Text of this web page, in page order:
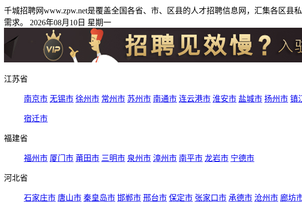
千城招聘网www.zpw.net是覆盖全国各省、市、区县的人才招聘信息网，汇集各区
需求。 2026年08月10日 星期一
江苏省
南京市 无锡市 徐州市 常州市 苏州市 南通市 连云港市 淮安市 盐城市 扬州市 镇
宿迁市
福建省
福州市 厦门市 莆田市 三明市 泉州市 漳州市 南平市 龙岩市 宁德市
河北省
石家庄市 唐山市 秦皇岛市 邯郸市 邢台市 保定市 张家口市 承德市 沧州市 廊坊